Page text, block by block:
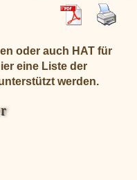
oder auch HAT für
eine Liste der
werden.